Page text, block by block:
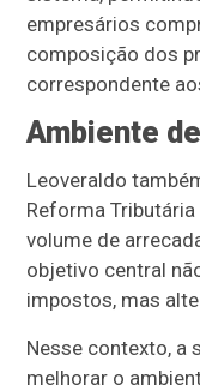
empresários
composição dos
correspondente
Ambiente
Leoveraldo
Reforma
volume de
objetivo central
impostos, mas
Nesse contexto, a
melhorar o